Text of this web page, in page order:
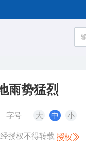
雨势猛烈
字号 大 中 小
授权不得转载